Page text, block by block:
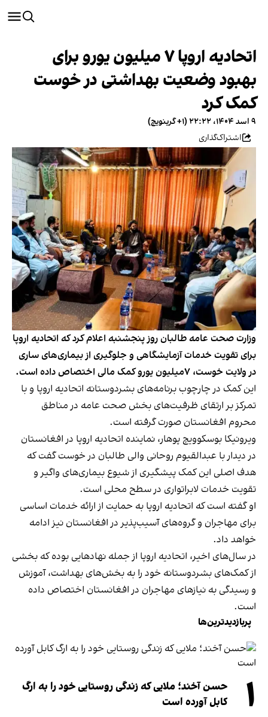
اتحادیه اروپا ۷ میلیون یورو برای
بهبود وضعیت بهداشتی در خوست
کمک کرد
۹ اسد ۱۴۰۴، ۲۲:۲۲ (‎+۱ گرینویچ)
اشتراک‌گذاری
وزارت صحت عامه طالبان روز پنجشنبه اعلام کرد که اتحادیه اروپا
برای تقویت خدمات آزمایشگاهی و جلوگیری از بیماری‌های ساری
در ولایت خوست، ۷میلیون یورو کمک مالی اختصاص داده است.
این کمک در چارچوب برنامه‌های بشردوستانه اتحادیه اروپا و با
تمرکز بر ارتقای ظرفیت‌های بخش صحت عامه در مناطق
محروم افغانستان صورت گرفته است.
ویرونیکا بوسکوویچ پوهار، نماینده اتحادیه اروپا در افغانستان
در دیدار با عبدالقیوم روحانی والی طالبان در خوست گفت که
هدف اصلی این کمک پیشگیری از شیوع بیماری‌های واگیر و
تقویت خدمات لابراتواری در سطح محلی است.
او گفته است که اتحادیه اروپا به حمایت از ارائه خدمات اساسی
برای مهاجران و گروه‌های آسیب‌پذیر در افغانستان نیز ادامه
خواهد داد.
در سال‌های اخیر، اتحادیه اروپا از جمله نهادهایی بوده که بخشی
از کمک‌های بشردوستانه خود را به بخش‌های بهداشت، آموزش
و رسیدگی به نیازهای مهاجران در افغانستان اختصاص داده
است.
پربازدیدترین‌ها
۱
حسن آخند؛ ملایی که زندگی روستایی خود را به ارگ
کابل آورده است